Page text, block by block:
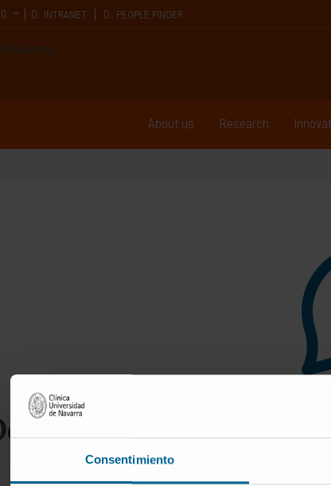
Consentimiento
INTRANET PEOPLE FINDER
About us Research
the page you